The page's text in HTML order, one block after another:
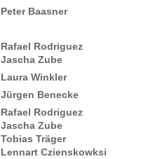
Peter Baasner
Rafael Rodriguez
Jascha Zube
Laura Winkler
Jürgen Benecke
Rafael Rodriguez
Jascha Zube
Tobias Träger
Lennart Czienskowksi